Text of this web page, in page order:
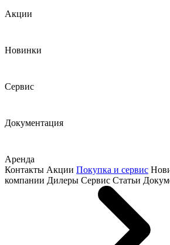
Акции
Новинки
Сервис
Документация
Аренда
Контакты Акции Покупка и сервис
компании Дилеры Сервис Статьи